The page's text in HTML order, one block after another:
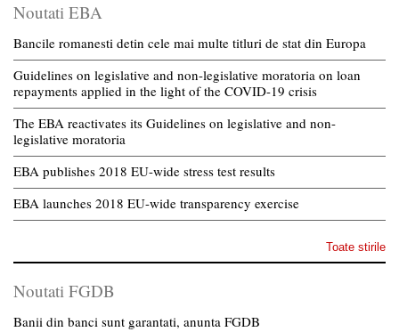
Noutati EBA
Bancile romanesti detin cele mai multe titluri de stat din Europa
Guidelines on legislative and non-legislative moratoria on loan
repayments applied in the light of the COVID-19 crisis
The EBA reactivates its Guidelines on legislative and non-
legislative moratoria
EBA publishes 2018 EU-wide stress test results
EBA launches 2018 EU-wide transparency exercise
Toate stirile
Noutati FGDB
Banii din banci sunt garantati, anunta FGDB